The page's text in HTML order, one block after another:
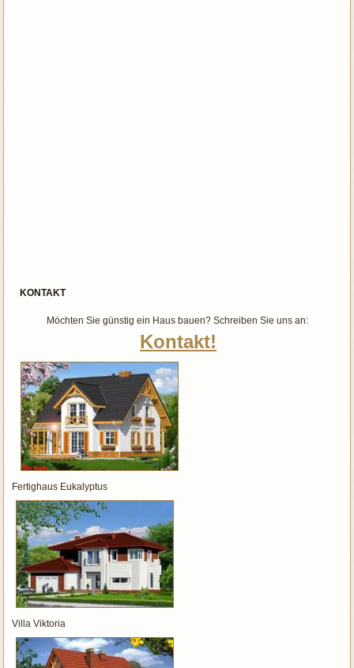
KONTAKT
Möchten Sie günstig ein Haus bauen? Schreiben Sie uns an:
Kontakt!
Fertighaus Eukalyptus
Villa Viktoria